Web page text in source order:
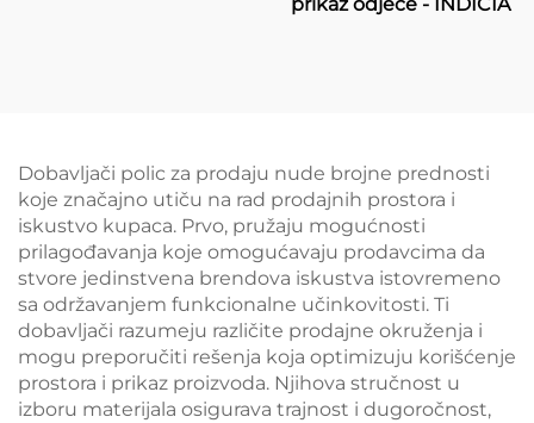
prikaz odjeće - INDICIA
Dobavljači polic za prodaju nude brojne prednosti
koje značajno utiču na rad prodajnih prostora i
iskustvo kupaca. Prvo, pružaju mogućnosti
prilagođavanja koje omogućavaju prodavcima da
stvore jedinstvena brendova iskustva istovremeno
sa održavanjem funkcionalne učinkovitosti. Ti
dobavljači razumeju različite prodajne okruženja i
mogu preporučiti rešenja koja optimizuju korišćenje
prostora i prikaz proizvoda. Njihova stručnost u
izboru materijala osigurava trajnost i dugoročnost,